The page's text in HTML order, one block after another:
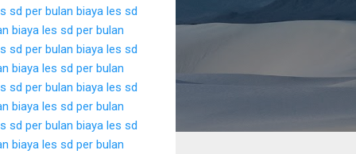
sd per bulan biaya les sd
biaya les sd per bulan
sd per bulan biaya les sd
biaya les sd per bulan
sd per bulan biaya les sd
biaya les sd per bulan
sd per bulan biaya les sd
biaya les sd per bulan